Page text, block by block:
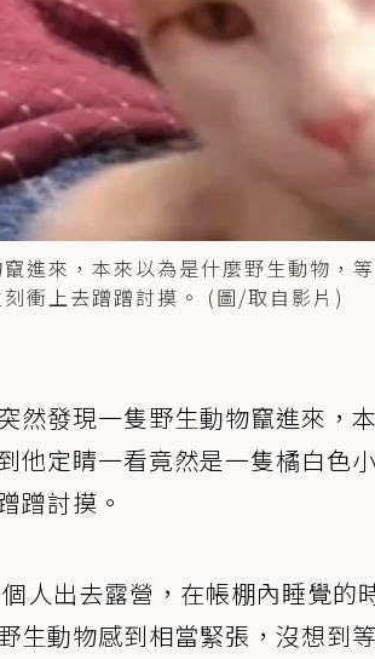
進來，本來以為是什麼野生動物，
衝上去蹭蹭討摸。 (圖/取自影片)
然發現一隻野生動物竄進來，
他定睛一看竟然是一隻橘白色小
蹭討摸。
人出去露營，在帳棚內睡覺的
生動物感到相當緊張，沒想到